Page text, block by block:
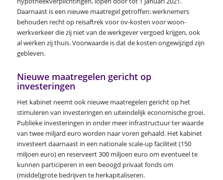
Daarnaast is een nieuwe maatregel getroffen: werknemers
behouden recht op reisaftrek voor ov-kosten voor woon-
werkverkeer die zij niet van de werkgever vergoed krijgen, ook
al werken zij thuis. Voorwaarde is dat de kosten ongewijzigd zijn
gebleven.
Nieuwe maatregelen gericht op
investeringen
Het kabinet neemt ook nieuwe maatregelen gericht op het
stimuleren van investeringen en uiteindelijk economische groei.
Publieke investeringen in onder meer infrastructuur ter waarde
van twee miljard euro worden naar voren gehaald. Het kabinet
investeert daarnaast in een nationale scale-up faciliteit (150
miljoen euro) en reserveert 300 miljoen euro om eventueel te
kunnen participeren in een beoogd privaat fonds om
(middel)grote bedrijven te herkapitaliseren.